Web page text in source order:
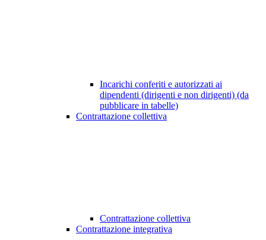
Incarichi conferiti e autorizzati ai
dipendenti (dirigenti e non dirigenti) (da
pubblicare in tabelle)
Contrattazione collettiva
Contrattazione collettiva
Contrattazione integrativa